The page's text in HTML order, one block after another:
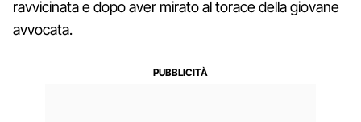
ravvicinata e dopo aver mirato al torace della giovane
avvocata.